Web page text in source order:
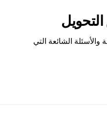
الشائعة التي